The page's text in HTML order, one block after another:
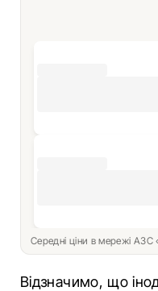
Середні ціни в мережі
Відзначимо, що